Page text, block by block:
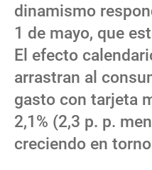
dinamismo
1 de mayo, que
El efecto
arrastran al
gasto con tarjeta
2,1% (2,3 p. p.
creciendo en